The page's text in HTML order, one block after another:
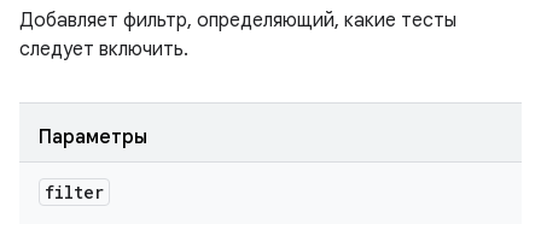
Добавляет фильтр, определяющий, какие тесты
следует включить.
Параметры
filter